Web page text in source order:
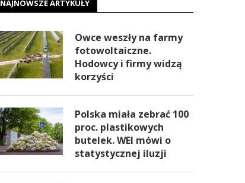
NAJNOWSZE ARTYKUŁY
Owce weszły na farmy
fotowoltaiczne.
Hodowcy i firmy widzą
korzyści
Polska miała zebrać 100
proc. plastikowych
butelek. WEI mówi o
statystycznej iluzji